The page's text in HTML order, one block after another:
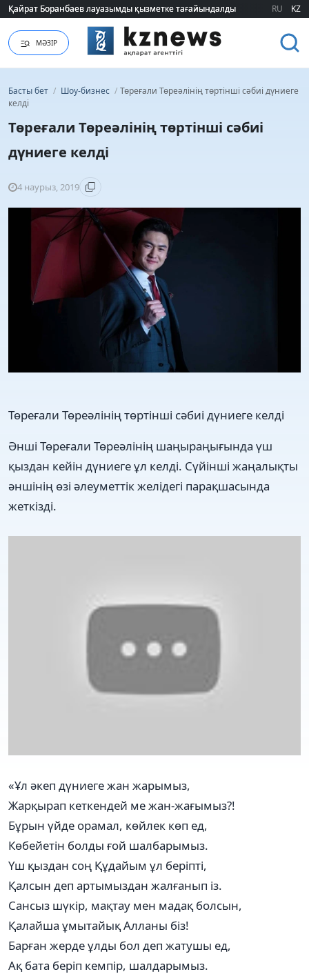
Қайрат Боранбаев лауазымды қызметке тағайындалды
Қайрат Боранбаев лауазымды қызметке тағайындалды RU KZ
МӘЗІР
Басты бет / Шоу-бизнес / ​Төреғали Төреәлінің төртінші сәбиі дүниеге
келді
​Төреғали Төреәлінің төртінші сәбиі
дүниеге келді
4 наурыз, 2019
​Төреғали Төреәлінің төртінші сәбиі дүниеге келді
Әнші Төреғали Төреәлінің шаңыраңығында үш
қыздан кейін дүниеге ұл келді. Сүйінші жаңалықты
әншінің өзі әлеуметтік желідегі парақшасында
жеткізді.
«Ұл әкеп дүниеге жан жарымыз,
Жарқырап кеткендей ме жан-жағымыз?!
Бұрын үйде орамал, көйлек көп ед,
Көбейетін болды ғой шалбарымыз.
Үш қыздан соң Құдайым ұл беріпті,
Қалсын деп артымыздан жалғанып із.
Сансыз шүкір, мақтау мен мадақ болсын,
Қалайша ұмытайық Алланы біз!
Барған жерде ұлды бол деп жатушы ед,
Ақ бата беріп кемпір, шалдарымыз.